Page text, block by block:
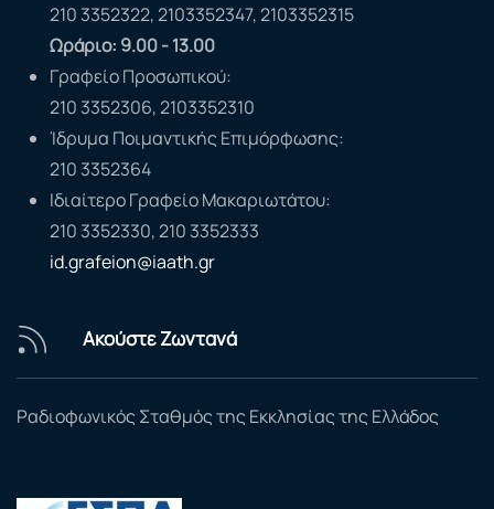
210 3352322, 2103352347, 2103352315
Ωράριο: 9.00 - 13.00
Γραφείο Προσωπικού:
210 3352306, 2103352310
Ίδρυμα Ποιμαντικής Επιμόρφωσης:
210 3352364
Ιδιαίτερο Γραφείο Μακαριωτάτου:
210 3352330, 210 3352333
id.grafeion@iaath.gr
Ακούστε Ζωντανά
Ραδιοφωνικός Σταθμός της Εκκλησίας της Ελλάδος